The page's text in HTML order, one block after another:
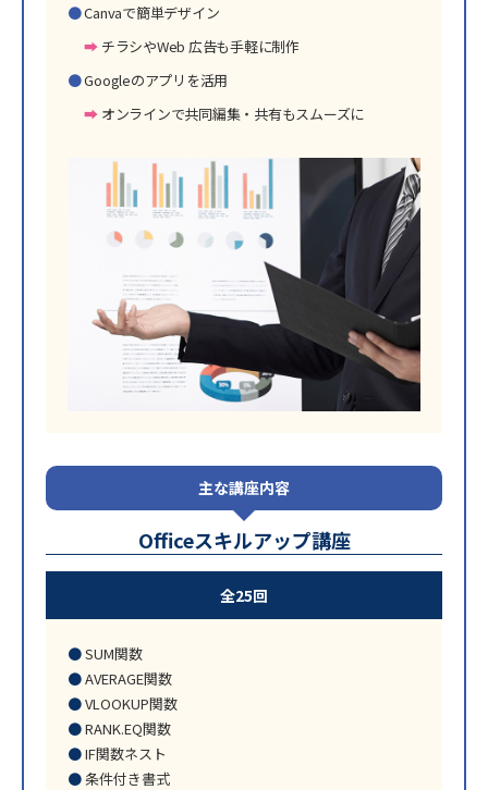
Canvaで簡単デザイン
チラシやWeb 広告も手軽に制作
Googleのアプリを活用
オンラインで共同編集・共有もスムーズに
主な講座内容
Officeスキルアップ講座
全25回
SUM関数
AVERAGE関数
VLOOKUP関数
RANK.EQ関数
IF関数ネスト
条件付き書式